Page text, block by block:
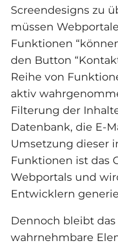
Screendesigns zu
müssen
Funktionen
den Button
Reihe von
aktiv
Filterung der
Datenbank, die E-
Umsetzung dieser
Funktionen ist das
Webportals und
Entwicklern
Dennoch bleibt
wahrnehmbare